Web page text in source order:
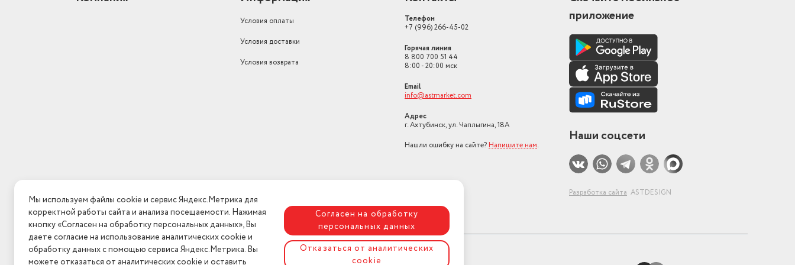
Условия оплаты
Условия доставки
Условия возврата
Телефон
+7 (996) 266-45-02
Горячая линия
8 800 700 51 44
8:00 - 20:00 мск
Email
info@astmarket.com
Адрес
г. Ахтубинск, ул. Чаплыгина, 18А
Нашли ошибку на сайте? Напишите нам.
приложение
Наши соцсети
Разработка сайта ASTDESIGN
Мы используем файлы cookie и сервис Яндекс.Метрика для
корректной работы сайта и анализа посещаемости. Нажимая
кнопку «Согласен на обработку персональных данных», Вы
даете согласие на использование аналитических cookie и
обработку данных с помощью сервиса Яндекс.Метрика. Вы
можете отказаться от аналитических cookie и оставить
Согласен на обработку
персональных данных
Отказаться от аналитических
cookie